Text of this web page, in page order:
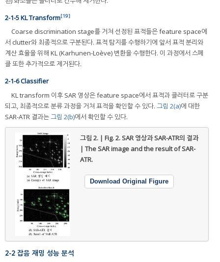
2-1-5 KL Transform[19]
Coarse discrimination stage를 거쳐 선정된 표적들은 feature space에
서 clutter와 최종적으로 구분된다. 표적 탐지를 수행하기에 앞서 표적 분리와
계산 효율을 위해 KL (Karhunen-Loève) 변환을 수행한다. 이 과정에서 스페
클 또한 추가적으로 제거된다.
2-1-6 Classifier
KL transform 이후 SAR 영상은 feature space에서 표적과 클러터로 구분
되고, 최종적으로 분류 과정을 거쳐 표적을 확인할 수 있다. 그림 2(a)에 대한
SAR-ATR 결과는그림 2(b)에서 확인할 수 있다.
그림 2. | Fig. 2.SAR 영상과 SAR-ATR의 결과
| The SAR image and the result of SAR-
ATR.
Download Original Figure
2-2 잡음 재밍 성능 분석